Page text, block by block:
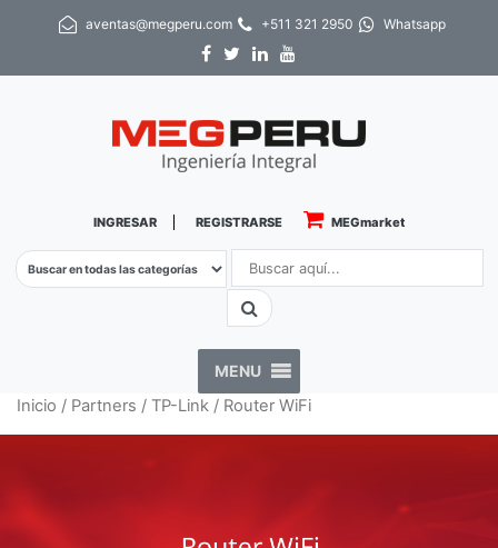
aventas@megperu.com +511 321 2950 Whatsapp
INGRESAR REGISTRARSE MEGmarket
MENU
Inicio / Partners / TP-Link / Router WiFi